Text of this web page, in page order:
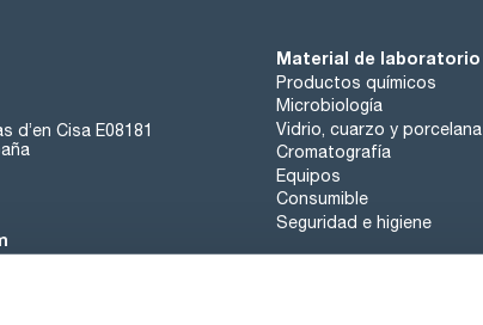
d’en Cisa E08181
Material de laboratorio
Productos químicos
Microbiología
Vidrio, cuarzo y porcelana
Cromatografía
Equipos
Consumible
Seguridad e higiene